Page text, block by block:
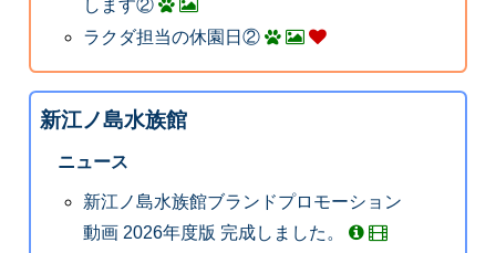
します②
ラクダ担当の休園日②
新江ノ島水族館
ニュース
新江ノ島水族館ブランドプロモーション
動画 2026年度版 完成しました。